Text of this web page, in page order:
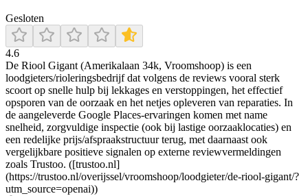
Gesloten
4.6
De Riool Gigant (Amerikalaan 34k, Vroomshoop) is een
loodgieters/rioleringsbedrijf dat volgens de reviews vooral sterk
scoort op snelle hulp bij lekkages en verstoppingen, het effectief
opsporen van de oorzaak en het netjes opleveren van reparaties. In
de aangeleverde Google Places-ervaringen komen met name
snelheid, zorgvuldige inspectie (ook bij lastige oorzaaklocaties) en
een redelijke prijs/afspraakstructuur terug, met daarnaast ook
vergelijkbare positieve signalen op externe reviewvermeldingen
zoals Trustoo. ([trustoo.nl]
(https://trustoo.nl/overijssel/vroomshoop/loodgieter/de-riool-gigant/?
utm_source=openai))